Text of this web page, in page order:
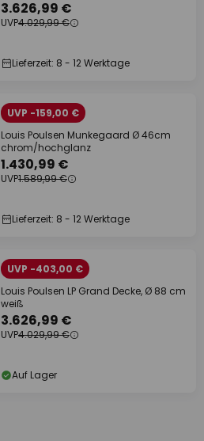
3.626,99 €
UVP4.029,99 €
Lieferzeit: 8 - 12 Werktage
UVP -159,00 €
Louis Poulsen Munkegaard Ø 46cm
chrom/hochglanz
1.430,99 €
UVP1.589,99 €
Lieferzeit: 8 - 12 Werktage
UVP -403,00 €
Louis Poulsen LP Grand Decke, Ø 88 cm
weiß
3.626,99 €
UVP4.029,99 €
Auf Lager